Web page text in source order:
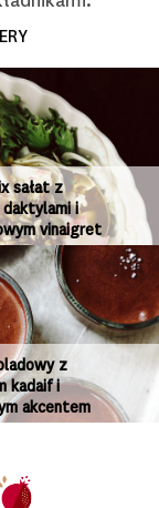
sałat z
daktylami i
vinaigret
z
kadaif i
akcentem